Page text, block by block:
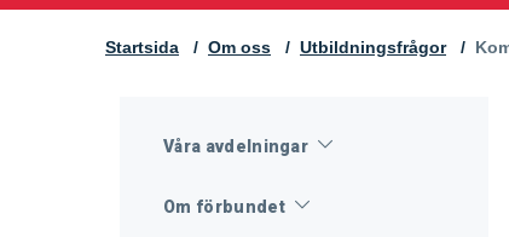
Startsida Om oss Utbildningsfrågor
Våra avdelningar
Om förbundet